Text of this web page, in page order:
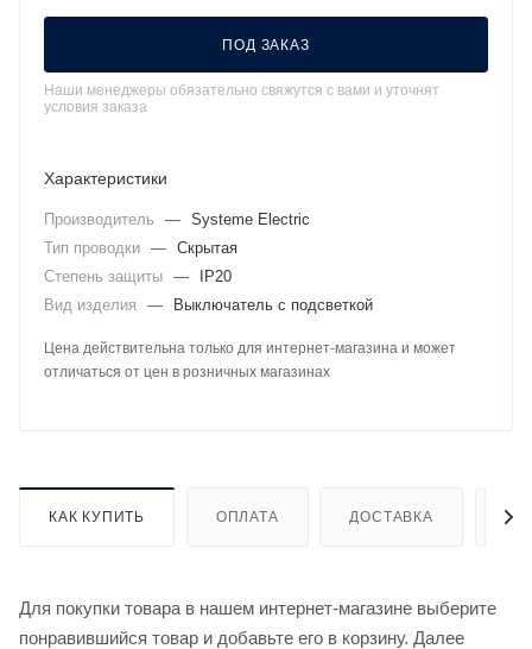
ПОД ЗАКАЗ
Наши менеджеры обязательно свяжутся с вами и уточнят
условия заказа
Характеристики
Производитель — Systeme Electric
Тип проводки — Скрытая
Степень защиты —
IP20
Вид изделия
— Выключатель с подсветкой
Цена действительна только для интернет-магазина и может
отличаться от цен в розничных магазинах
КАК КУПИТЬ ОПЛАТА ДОСТАВКА
Для покупки товара в нашем интернет-магазине выберите
понравившийся товар и добавьте его в корзину. Далее